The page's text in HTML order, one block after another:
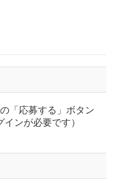
「応募する」ボタン
ンが必要です）